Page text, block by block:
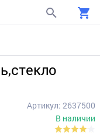
Артикул: 2637500
В наличии